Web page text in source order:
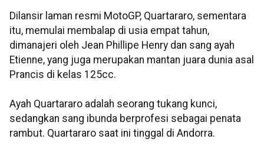
Dilansir laman resmi MotoGP, Quartararo, sementara
itu, memulai membalap di usia empat tahun,
dimanajeri oleh Jean Phillipe Henry dan sang ayah
Etienne, yang juga merupakan mantan juara dunia asal
Prancis di kelas 125cc.
Ayah Quartararo adalah seorang tukang kunci,
sedangkan sang ibunda berprofesi sebagai penata
rambut. Quartararo saat ini tinggal di Andorra.